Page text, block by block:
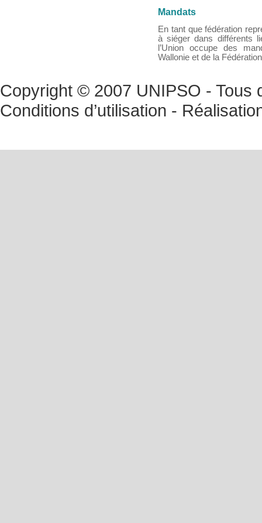
Mandats
En tant que fédération
à siéger dans différents
l’Union occupe des
Wallonie et de la
Copyright © 2007 UNIPSO - Tous
Conditions d’utilisation -